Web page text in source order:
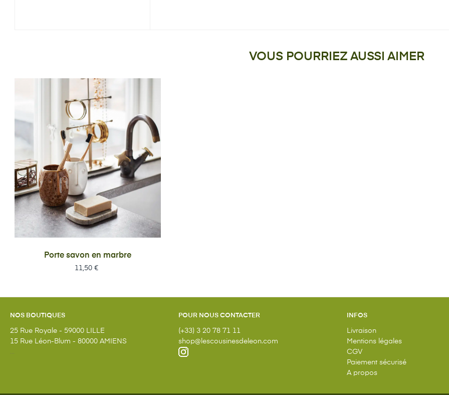
VOUS POURRIEZ AUSSI AIMER
Porte savon en marbre
Prix
11,50 €
NOS BOUTIQUES
25 Rue Royale - 59000 LILLE
15 Rue Léon-Blum - 80000 AMIENS
...
POUR NOUS CONTACTER
(+33) 3 20 78 71 11
shop@lescousinesdeleon.com
INFOS
Livraison
Mentions légales
CGV
Paiement sécurisé
A propos